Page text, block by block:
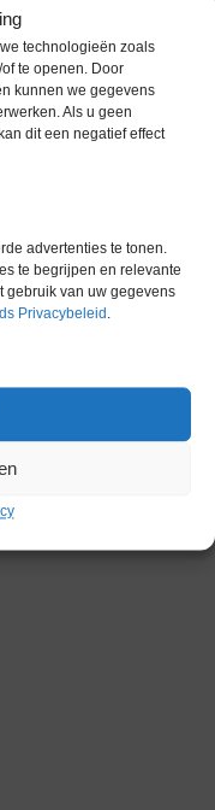
technologieën zoals
te openen. Door
kunnen we gegevens
Als u geen
dit een negatief effect
advertenties te tonen.
te begrijpen en relevante
gebruik van uw gegevens
Privacybeleid .